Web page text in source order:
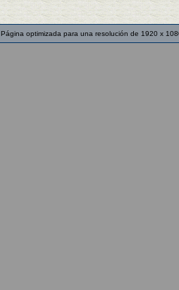
Página optimizada para una resolución de 1920 x